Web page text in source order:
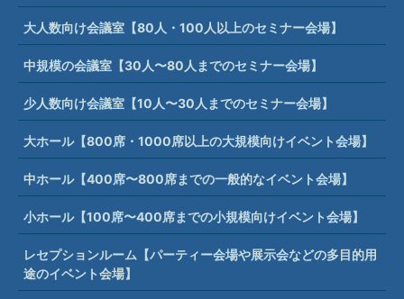
大人数向け会議室【80人・100人以上のセミナー会場】
中規模の会議室【30人〜80人までのセミナー会場】
少人数向け会議室【10人〜30人までのセミナー会場】
大ホール【800席・1000席以上の大規模向けイベント会場】
中ホール【400席〜800席までの一般的なイベント会場】
小ホール【100席〜400席までの小規模向けイベント会場】
レセプションルーム【パーティー会場や展示会などの多目的用
途のイベント会場】